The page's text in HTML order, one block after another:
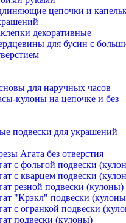
цепочки и
декоративные
для бусин с
для наручных часов
кулоны на цепочке и без
подвески для украшений
Агата без отверстия
с фольгой подвески
с кварцем подвески
резной подвески (кулоны)
"Крэкл" подвески
с огранкой подвески
подвески (кулоны)